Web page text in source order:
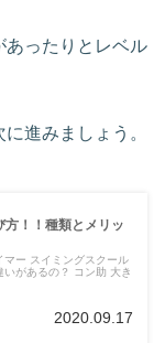
あったりとレベル
進みましょう。
方！！種類とメリッ
マー スイミングスクール
があるの？ コン助 大き
2020.09.17